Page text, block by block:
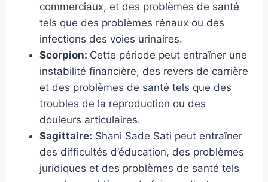
commerciaux, et des problèmes de santé
tels que des problèmes rénaux ou des
infections des voies urinaires.
Scorpion: Cette période peut entraîner une
instabilité financière, des revers de carrière
et des problèmes de santé tels que des
troubles de la reproduction ou des
douleurs articulaires.
Sagittaire: Shani Sade Sati peut entraîner
des difficultés d’éducation, des problèmes
juridiques et des problèmes de santé tels